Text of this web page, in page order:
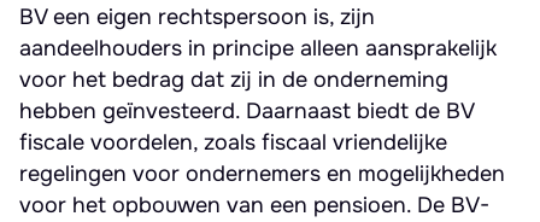
BV een eigen rechtspersoon is, zijn
aandeelhouders in principe alleen aansprakelijk
voor het bedrag dat zij in de onderneming
hebben geïnvesteerd. Daarnaast biedt de BV
fiscale voordelen, zoals fiscaal vriendelijke
regelingen voor ondernemers en mogelijkheden
voor het opbouwen van een pensioen. De BV-